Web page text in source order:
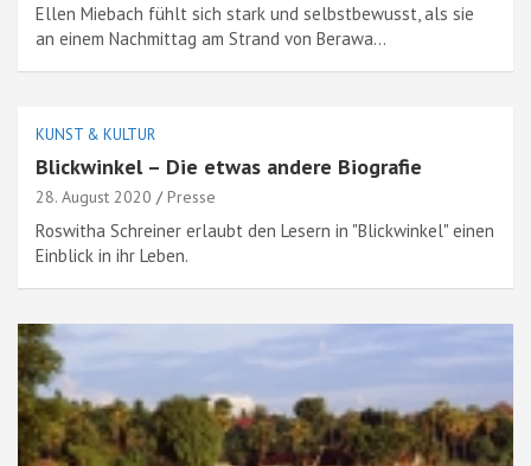
Ellen Miebach fühlt sich stark und selbstbewusst, als sie
an einem Nachmittag am Strand von Berawa…
KUNST & KULTUR
Blickwinkel – Die etwas andere Biografie
28. August 2020 Presse
Roswitha Schreiner erlaubt den Lesern in "Blickwinkel" einen
Einblick in ihr Leben.